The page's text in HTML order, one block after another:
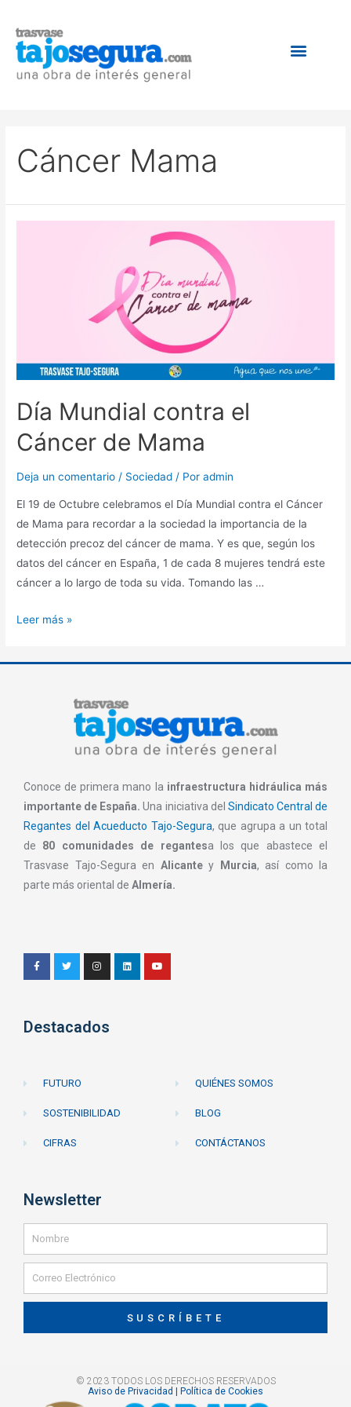
Cáncer Mama
Día Mundial contra el
Cáncer de Mama
Deja un comentario / Sociedad / Poradmin
El 19 de Octubre celebramos el Día Mundial contra el Cáncer
de Mama para recordar a la sociedad la importancia de la
detección precoz del cáncer de mama. Y es que, según los
datos del cáncer en España, 1 de cada 8 mujeres tendrá este
cáncer a lo largo de toda su vida. Tomando las …
Leer más »
Conoce de primera mano la infraestructura hidráulica más
importante de España.Una iniciativa del Sindicato Central de
Regantes del Acueducto Tajo-Segura, que agrupa a un total
de 80 comunidades de regantesa los que abastece el
Trasvase Tajo-Segura en Alicante y Murcia, así como la
parte más oriental de Almería.
Destacados
FUTURO
SOSTENIBILIDAD
CIFRAS
QUIÉNES SOMOS
BLOG
CONTÁCTANOS
Newsletter
SUSCRÍBETE
© 2023 TODOS LOS DERECHOS RESERVADOS
Aviso de Privacidad | Política de Cookies